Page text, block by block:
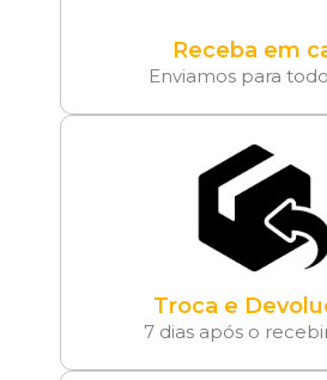
Receba em
Enviamos para
Troca e
7 dias após o